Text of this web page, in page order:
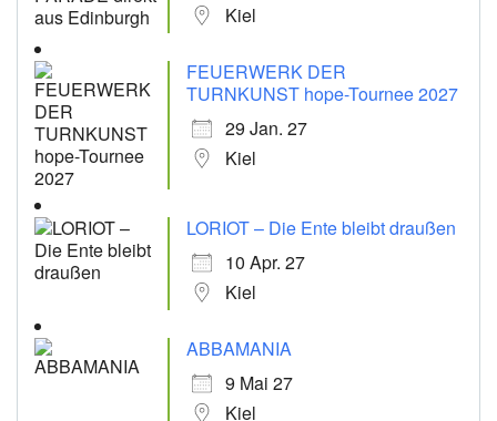
Kiel
FEUERWERK DER
TURNKUNST hope-Tournee 2027
29 Jan. 27
Kiel
LORIOT – Die Ente bleibt draußen
10 Apr. 27
Kiel
ABBAMANIA
9 Mai 27
Kiel